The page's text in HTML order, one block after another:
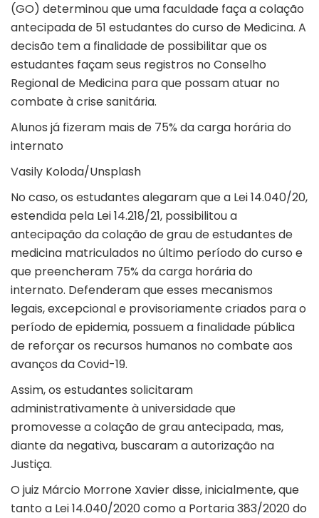
(GO) determinou que uma faculdade faça a colação
antecipada de 51 estudantes do curso de Medicina. A
decisão tem a finalidade de possibilitar que os
estudantes façam seus registros no Conselho
Regional de Medicina para que possam atuar no
combate à crise sanitária.
Alunos já fizeram mais de 75% da carga horária do
internato
Vasily Koloda/Unsplash
No caso, os estudantes alegaram que a Lei 14.040/20,
estendida pela Lei 14.218/21, possibilitou a
antecipação da colação de grau de estudantes de
medicina matriculados no último período do curso e
que preencheram 75% da carga horária do
internato. Defenderam que esses mecanismos
legais, excepcional e provisoriamente criados para o
período de epidemia, possuem a finalidade pública
de reforçar os recursos humanos no combate aos
avanços da Covid-19.
Assim, os estudantes solicitaram
administrativamente à universidade que
promovesse a colação de grau antecipada, mas,
diante da negativa, buscaram a autorização na
Justiça.
O juiz Márcio Morrone Xavier disse, inicialmente, que
tanto a Lei 14.040/2020 como a Portaria 383/2020 do